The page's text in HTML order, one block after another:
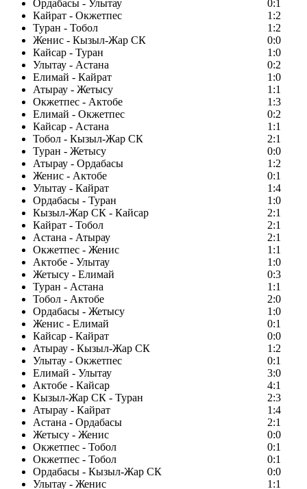
Ордабасы - Улытау
0:1
Кайрат - Окжетпес
1:2
Туран - Тобол
1:2
Женис - Кызыл-Жар СК
0:0
Кайсар - Туран
1:0
Улытау - Астана
0:2
Елимай - Кайрат
1:0
Атырау - Жетысу
1:1
Окжетпес - Актобе
1:3
Елимай - Окжетпес
0:2
Кайсар - Астана
1:1
Тобол - Кызыл-Жар СК
2:1
Туран - Жетысу
0:0
Атырау - Ордабасы
1:2
Женис - Актобе
0:1
Улытау - Кайрат
1:4
Ордабасы - Туран
1:0
Кызыл-Жар СК - Кайсар
2:1
Кайрат - Тобол
2:1
Астана - Атырау
2:1
Окжетпес - Женис
1:1
Актобе - Улытау
1:0
Жетысу - Елимай
0:3
Туран - Астана
1:1
Тобол - Актобе
2:0
Ордабасы - Жетысу
1:0
Женис - Елимай
0:1
Кайсар - Кайрат
0:0
Атырау - Кызыл-Жар СК
1:2
Улытау - Окжетпес
0:1
Елимай - Улытау
3:0
Актобе - Кайсар
4:1
Кызыл-Жар СК - Туран
2:3
Атырау - Кайрат
1:4
Астана - Ордабасы
2:1
Жетысу - Женис
0:0
Окжетпес - Тобол
0:1
Окжетпес - Тобол
0:1
Ордабасы - Кызыл-Жар СК
0:0
Улытау - Женис
1:1